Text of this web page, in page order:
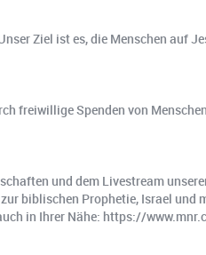
Ziel ist es, die Menschen auf
freiwillige Spenden von
und dem Livestream
biblischen Prophetie, Israel
in Ihrer Nähe: https://